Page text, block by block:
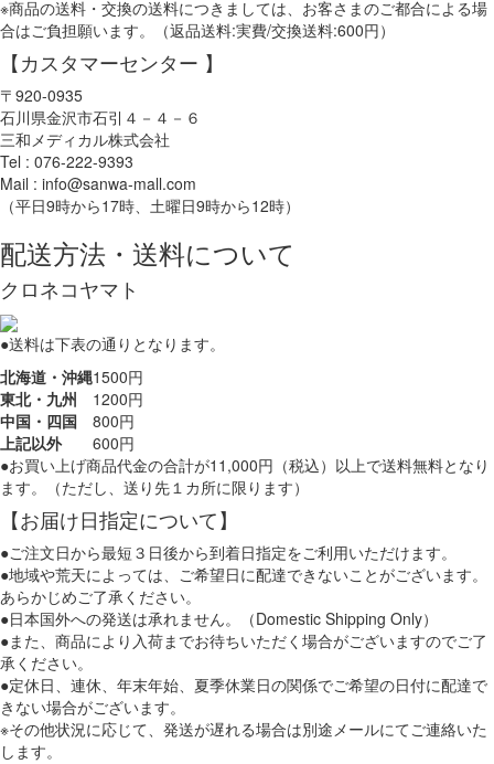
※商品の送料・交換の送料につきましては、お客さまのご都合による場
合はご負担願います。（返品送料:実費/交換送料:600円）
【カスタマーセンター 】
〒920-0935
石川県金沢市石引４－４－６
三和メディカル株式会社
Tel : 076-222-9393
Mail : info@sanwa-mall.com
（平日9時から17時、土曜日9時から12時）
配送方法・送料について
クロネコヤマト
●送料は下表の通りとなります。
北海道・沖縄1500円
東北・九州
1200円
中国・四国
800円
上記以外
600円
●お買い上げ商品代金の合計が11,000円（税込）以上で送料無料となり
ます。（ただし、送り先１カ所に限ります）
【お届け日指定について】
●ご注文日から最短３日後から到着日指定をご利用いただけます。
●地域や荒天によっては、ご希望日に配達できないことがございます。
あらかじめご了承ください。
●日本国外への発送は承れません。（Domestic Shipping Only）
●また、商品により入荷までお待ちいただく場合がございますのでご了
承ください。
●定休日、連休、年末年始、夏季休業日の関係でご希望の日付に配達で
きない場合がございます。
※その他状況に応じて、発送が遅れる場合は別途メールにてご連絡いた
します。